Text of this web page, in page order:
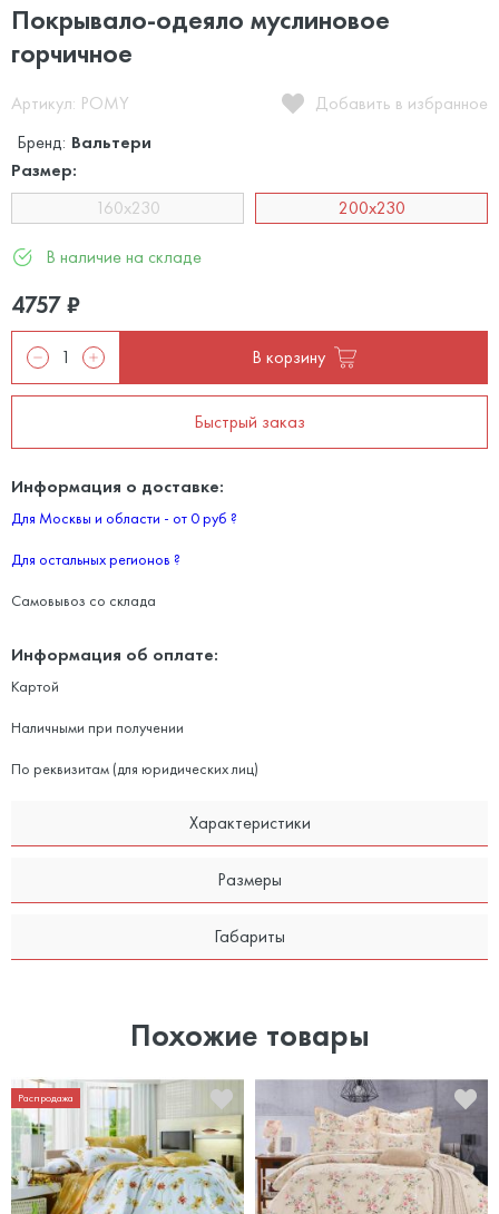
Покрывало-одеяло муслиновое
горчичное
Артикул: POMY
Добавить в избранное
Бренд: Вальтери
Размер:
160х230
200х230
В наличие на складе
4757₽
В корзину
Быстрый заказ
Информация о доставке:
Для Москвы и области - от 0 руб ?
Для остальных регионов ?
Самовывоз со склада
Информация об оплате:
Картой
Наличными при получении
По реквизитам (для юридических лиц)
Характеристики
Размеры
Габариты
Похожие товары
Распродажа